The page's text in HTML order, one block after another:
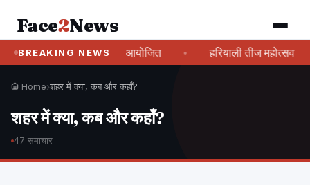
Face2News
BREAKING NEWS
फोरम प्रोग्राम' आयोजित हरियाली तीज महोत्सव में झूमीं
Home›शहर में क्या, कब और कहाँ?
शहर में क्या, कब और कहाँ?
47 समाचार